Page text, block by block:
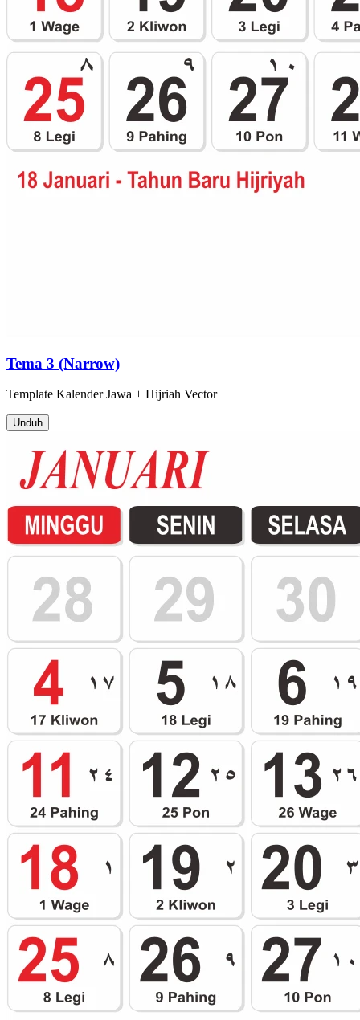
Tema 3 (Narrow)
Template Kalender Jawa + Hijriah Vector
Unduh